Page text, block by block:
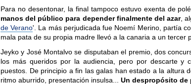
Para no desentonar, la final tampoco estuvo exenta de
manos del público para depender finalmente del azar,
de Verano'. La más perjudicada fue Noemí Merino, partía
mala pata de su propia madre llevó a la canaria a un tercer
Jeyko y José Montalvo se disputaban el premio, dos
los más queridos por la audiencia, pero por descarte y
puestos. De principio a fin las galas han estado a la altura
ritmo aburrido, presentación insulsa... Un despropósito de